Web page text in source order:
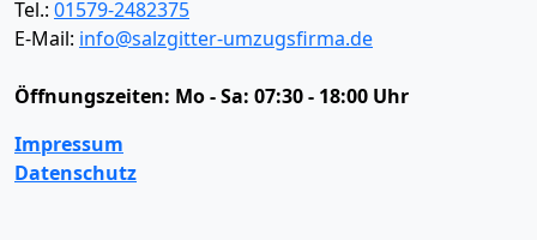
Tel.: 01579-2482375
E-Mail: info@salzgitter-umzugsfirma.de
Öffnungszeiten: Mo - Sa: 07:30 - 18:00 Uhr
Impressum
Datenschutz